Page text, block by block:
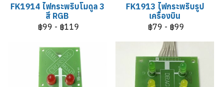
FK1914 ไฟกระพริบโมดูล 3
สี RGB
฿99 - ฿119
FK1913 ไฟกระพริบรูป
เครื่องบิน
฿79 - ฿99